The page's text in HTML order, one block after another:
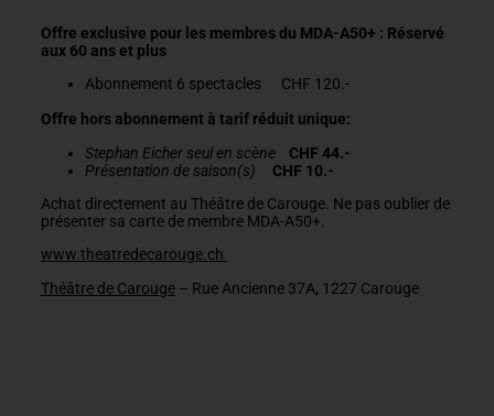
Offre exclusive pour les membres du MDA-A50+ : Réservé
aux 60 ans et plus
Abonnement 6 spectacles CHF 120.-
Offre hors abonnement à tarif réduit unique:
Stephan Eicher seul en scène
CHF 44.-
Présentation de saison(s)
CHF 10.-
Achat directement au Théâtre de Carouge. Ne pas oublier de
présenter sa carte de membre MDA-A50+.
www.theatredecarouge.ch
Théâtre de Carouge– Rue Ancienne 37A, 1227 Carouge